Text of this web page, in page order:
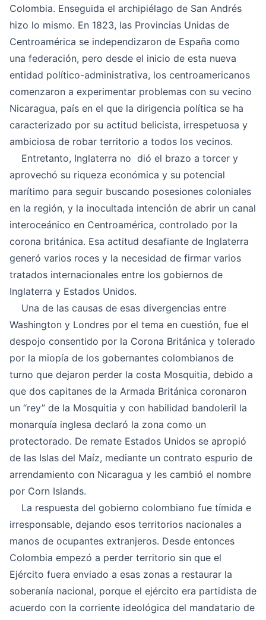
Colombia. Enseguida el archipiélago de San Andrés
hizo lo mismo. En 1823, las Provincias Unidas de
Centroamérica se independizaron de España como
una federación, pero desde el inicio de esta nueva
entidad político-administrativa, los centroamericanos
comenzaron a experimentar problemas con su vecino
Nicaragua, país en el que la dirigencia política se ha
caracterizado por su actitud belicista, irrespetuosa y
ambiciosa de robar territorio a todos los vecinos.
Entretanto, Inglaterra no dió el brazo a torcer y
aprovechó su riqueza económica y su potencial
marítimo para seguir buscando posesiones coloniales
en la región, y la inocultada intención de abrir un canal
interoceánico en Centroamérica, controlado por la
corona británica. Esa actitud desafiante de Inglaterra
generó varios roces y la necesidad de firmar varios
tratados internacionales entre los gobiernos de
Inglaterra y Estados Unidos.
Una de las causas de esas divergencias entre
Washington y Londres por el tema en cuestión, fue el
despojo consentido por la Corona Británica y tolerado
por la miopía de los gobernantes colombianos de
turno que dejaron perder la costa Mosquitia, debido a
que dos capitanes de la Armada Británica coronaron
un “rey” de la Mosquitia y con habilidad bandoleril la
monarquía inglesa declaró la zona como un
protectorado. De remate Estados Unidos se apropió
de las Islas del Maíz, mediante un contrato espurio de
arrendamiento con Nicaragua y les cambió el nombre
por Corn Islands.
La respuesta del gobierno colombiano fue tímida e
irresponsable, dejando esos territorios nacionales a
manos de ocupantes extranjeros. Desde entonces
Colombia empezó a perder territorio sin que el
Ejército fuera enviado a esas zonas a restaurar la
soberanía nacional, porque el ejército era partidista de
acuerdo con la corriente ideológica del mandatario de